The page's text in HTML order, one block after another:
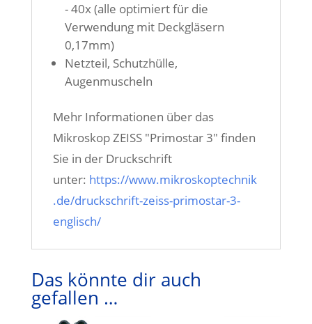
- 40x (alle optimiert für die
Verwendung mit Deckgläsern
0,17mm)
Netzteil, Schutzhülle,
Augenmuscheln
Mehr Informationen über das
Mikroskop ZEISS "Primostar 3" finden
Sie in der Druckschrift
unter: https://www.mikroskoptechnik
.de/druckschrift-zeiss-primostar-3-
englisch/
Das könnte dir auch
gefallen …